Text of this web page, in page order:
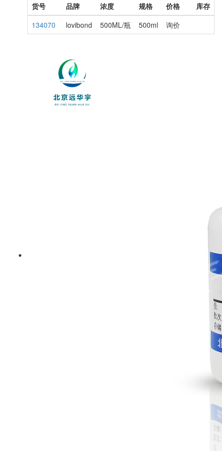
货号 品牌 浓度 规格 价格
库存
134070
lovibond 500ML/瓶 500ml 询价